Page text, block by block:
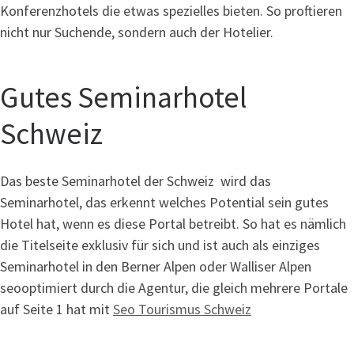
Konferenzhotels die etwas spezielles bieten. So proftieren
nicht nur Suchende, sondern auch der Hotelier.
Gutes Seminarhotel
Schweiz
Das beste Seminarhotel der Schweiz wird das
Seminarhotel, das erkennt welches Potential sein gutes
Hotel hat, wenn es diese Portal betreibt. So hat es nämlich
die Titelseite exklusiv für sich und ist auch als einziges
Seminarhotel in den Berner Alpen oder Walliser Alpen
seooptimiert durch die Agentur, die gleich mehrere Portale
auf Seite 1 hat mitSeo Tourismus Schweiz